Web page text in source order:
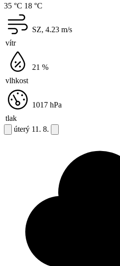
35 °C 18 °C
vítr
SZ, 4.23 m/s
vlhkost
21 %
tlak
1017 hPa
úterý 11. 8.